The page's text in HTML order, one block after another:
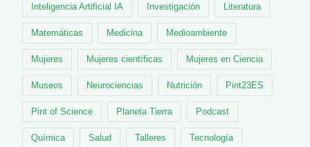
Inteligencia Artificial IA Investigación Literatura
Matemáticas Medicina Medioambiente
Mujeres Mujeres científicas Mujeres en Ciencia
Museos Neurociencias Nutrición Pint23ES
Pint of Science Planeta Tierra Podcast
Química Salud Talleres Tecnología